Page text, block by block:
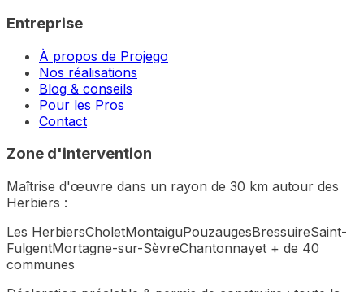
Entreprise
À propos de Projego
Nos réalisations
Blog & conseils
Pour les Pros
Contact
Zone d'intervention
Maîtrise d'œuvre dans un rayon de 30 km autour des
Herbiers :
Les HerbiersCholetMontaiguPouzaugesBressuireSaint-
FulgentMortagne-sur-SèvreChantonnayet + de 40
communes